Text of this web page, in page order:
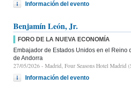
Información del evento
Benjamín León, Jr.
FORO DE LA NUEVA ECONOMÍA
Embajador de Estados Unidos en el Reino
de Andorra
27/05/2026 - Madrid, Four Seasons Hotel Madrid
Información del evento